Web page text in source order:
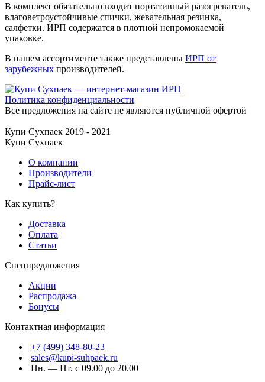
В комплект обязательно входит портативный разогреватель,
влаговетроустойчивые спички, жевательная резинка,
салфетки. ИРП содержатся в плотной непромокаемой
упаковке.
В нашем ассортименте также представлены ИРП от
зарубежных производителей.
Политика конфиденциальности
Все предложения на сайте не являются публичной офертой
Купи Сухпаек 2019 - 2021
Купи Сухпаек
О компании
Производители
Прайс-лист
Как купить?
Доставка
Оплата
Статьи
Спецпредложения
Акции
Распродажа
Бонусы
Контактная информация
+7 (499) 348-80-23
sales@kupi-suhpaek.ru
Пн. — Пт. с 09.00 до 20.00